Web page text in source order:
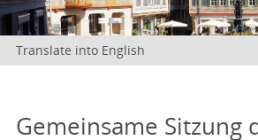
Translate into English
Gemeinsame Sitzung